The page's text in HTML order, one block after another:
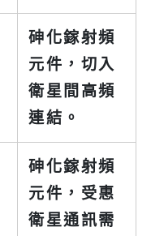
砷化鎵射頻
元件，切入
衛星間高頻
連結。
砷化鎵射頻
元件，受惠
衛星通訊需